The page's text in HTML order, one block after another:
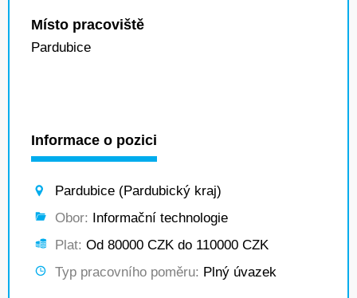
Místo pracoviště
Pardubice
Informace o pozici
Pardubice (Pardubický kraj)
Obor: Informační technologie
Plat: Od 80000 CZK do 110000 CZK
Typ pracovního poměru: Plný úvazek